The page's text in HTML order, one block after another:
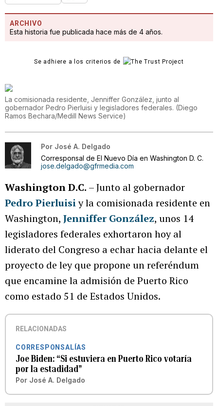
ARCHIVO
Esta historia fue publicada hace más de 4 años.
Se adhiere a los criterios de
La comisionada residente, Jenniffer González, junto al
gobernador Pedro Pierluisi y legisladores federales. (Diego
Ramos Bechara/Medill News Service)
Por José A. Delgado
Corresponsal de El Nuevo Día en Washington D. C.
jose.delgado@gfrmedia.com
Washington D.C. – Junto al gobernador
Pedro Pierluisiy la comisionada residente en
Washington, Jenniffer González, unos 14
legisladores federales exhortaron hoy al
liderato del Congreso a echar hacia delante el
proyecto de ley que propone un referéndum
que encamine la admisión de Puerto Rico
como estado 51 de Estados Unidos.
RELACIONADAS
CORRESPONSALÍAS
Joe Biden: “Si estuviera en Puerto Rico votaría
por la estadidad”
Por José A. Delgado